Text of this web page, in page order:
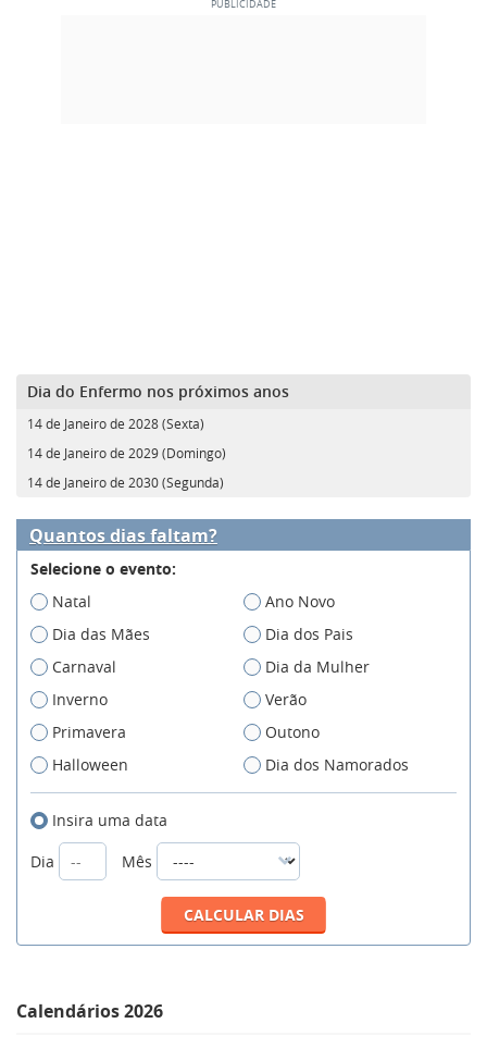
Dia do Enfermo nos próximos anos
14 de Janeiro de 2028 (Sexta)
14 de Janeiro de 2029 (Domingo)
14 de Janeiro de 2030 (Segunda)
Quantos dias faltam?
Selecione o evento:
Natal
Ano Novo
Dia das Mães
Dia dos Pais
Carnaval
Dia da Mulher
Inverno
Verão
Primavera
Outono
Halloween
Dia dos Namorados
Insira uma data
Dia
Mês
Calendários 2026